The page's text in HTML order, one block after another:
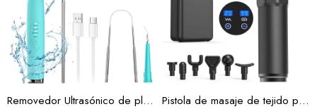
Removedor Ultrasónico de placa para dientes Pistola de masaje de tejido profundo